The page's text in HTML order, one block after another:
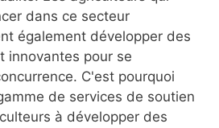
dans ce secteur
également développer des
innovantes pour se
C'est pourquoi
de services de soutien
à développer des